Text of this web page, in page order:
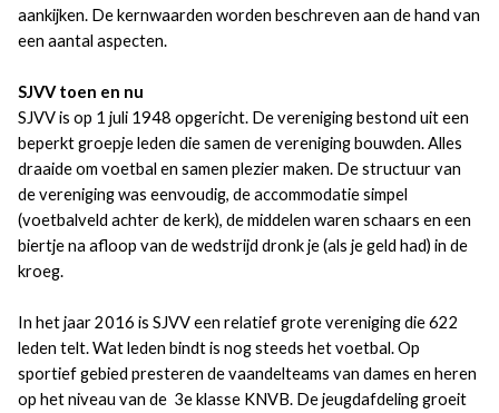
aankijken. De kernwaarden worden beschreven aan de hand van
een aantal aspecten.
SJVV toen en nu
SJVV is op 1 juli 1948 opgericht. De vereniging bestond uit een
beperkt groepje leden die samen de vereniging bouwden. Alles
draaide om voetbal en samen plezier maken. De structuur van
de vereniging was eenvoudig, de accommodatie simpel
(voetbalveld achter de kerk), de middelen waren schaars en een
biertje na afloop van de wedstrijd dronk je (als je geld had) in de
kroeg.
In het jaar 2016 is SJVV een relatief grote vereniging die 622
leden telt. Wat leden bindt is nog steeds het voetbal. Op
sportief gebied presteren de vaandelteams van dames en heren
op het niveau van de 3e klasse KNVB. De jeugdafdeling groeit